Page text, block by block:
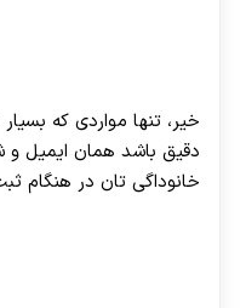
خیر، تنها مواردی که
دقیق باشد همان ایمیل و
خانوداگی تان در هنگام